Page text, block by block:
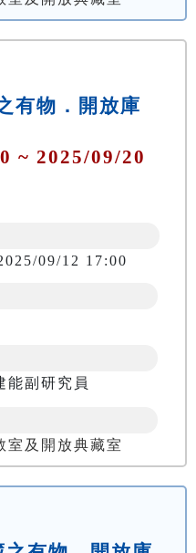
有物．開放庫
~ 2025/09/20
09/12 17:00
能副研究員
室及開放典藏室